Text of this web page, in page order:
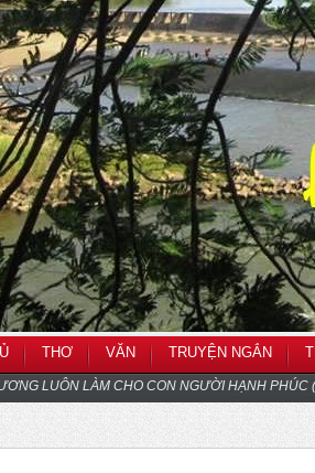
THƠ VĂN TRUYỆN NGẮN
LUÔN LÀM CHO CON NGƯỜI HẠNH PHÚC